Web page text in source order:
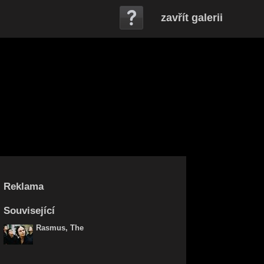
zavřít galerii
Reklama
Související
Rasmus, The